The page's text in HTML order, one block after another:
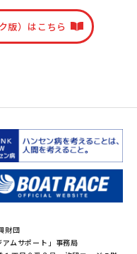
版）はこちら
財団
ムサポート」事務局